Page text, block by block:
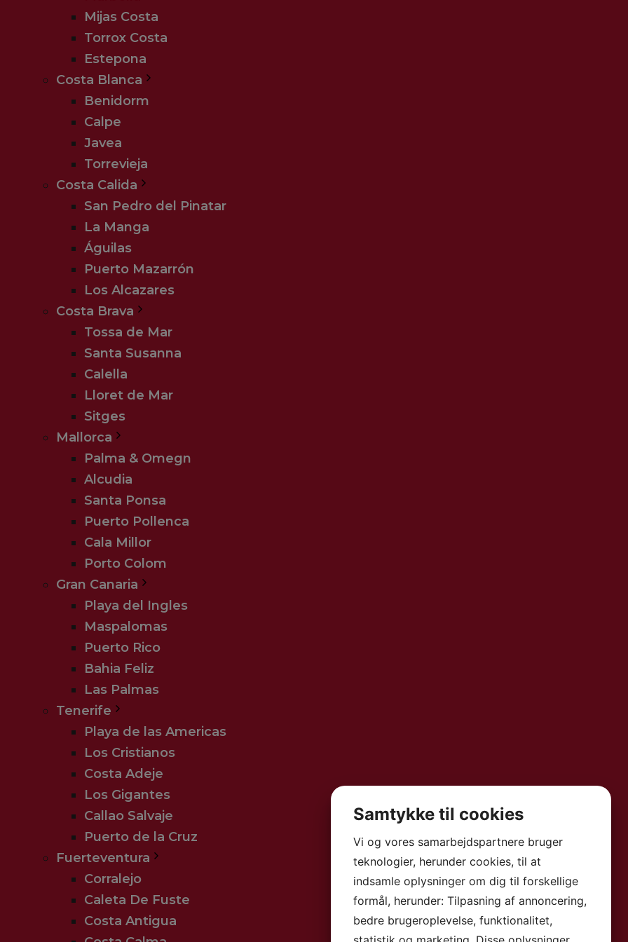
Mijas Costa
Torrox Costa
Estepona
Costa Blanca
Benidorm
Calpe
Javea
Torrevieja
Costa Calida
San Pedro del Pinatar
La Manga
Águilas
Puerto Mazarrón
Los Alcazares
Costa Brava
Tossa de Mar
Santa Susanna
Calella
Lloret de Mar
Sitges
Mallorca
Palma & Omegn
Alcudia
Santa Ponsa
Puerto Pollenca
Cala Millor
Porto Colom
Gran Canaria
Playa del Ingles
Maspalomas
Puerto Rico
Bahia Feliz
Las Palmas
Tenerife
Playa de las Americas
Los Cristianos
Costa Adeje
Los Gigantes
Callao Salvaje
Puerto de la Cruz
Fuerteventura
Corralejo
Caleta De Fuste
Costa Antigua
Turen inkluderer:
Fly Lanzarote direkte t/r
1 x familiesuite m. 2 soveværelser
All Inklusive
Transport t/r hotellet
Samtykke til cookies
Vi og vores samarbejdspartnere bruger
teknologier, herunder cookies, til at
indsamle oplysninger om dig til forskellige
formål, herunder: Tilpasning af annoncering,
bedre brugeroplevelse, funktionalitet,